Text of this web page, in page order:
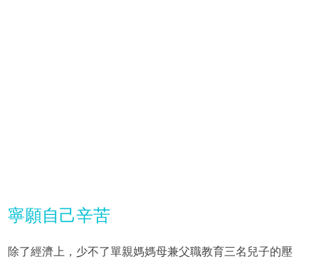
寧願自己辛苦
除了經濟上，少不了單親媽媽母兼父職教育三名兒子的壓